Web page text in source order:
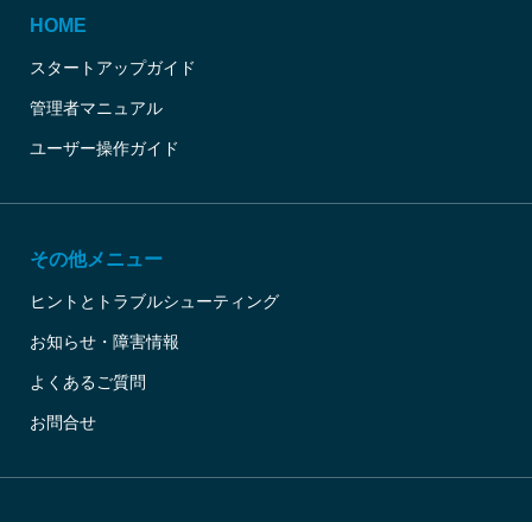
HOME
スタートアップガイド
管理者マニュアル
ユーザー操作ガイド
その他メニュー
ヒントとトラブルシューティング
お知らせ・障害情報
よくあるご質問
お問合せ